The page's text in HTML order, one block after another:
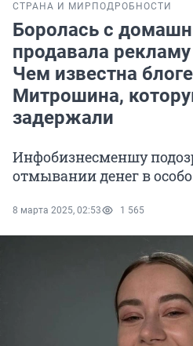
СТРАНА И МИР ПОДРОБНОСТИ
Боролась с
продавала
Чем известна
Митрошина,
задержали
Инфобизнесменшу
отмывании денег в
8 марта 2025, 02:53 1 565